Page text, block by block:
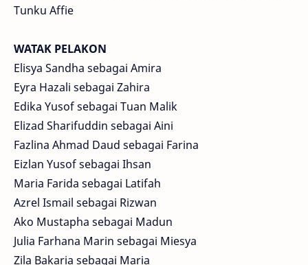
Tunku Affie
WATAK PELAKON
Elisya Sandha sebagai Amira
Eyra Hazali sebagai Zahira
Edika Yusof sebagai Tuan Malik
Elizad Sharifuddin sebagai Aini
Fazlina Ahmad Daud sebagai Farina
Eizlan Yusof sebagai Ihsan
Maria Farida sebagai Latifah
Azrel Ismail sebagai Rizwan
Ako Mustapha sebagai Madun
Julia Farhana Marin sebagai Miesya
Zila Bakaria sebagai Maria